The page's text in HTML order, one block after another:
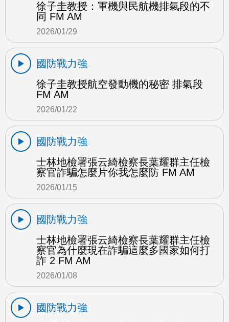
徐子圭教授：軍機與民航機排氣段的不
同 FM AM
2026/01/29
國防戰力強
徐子圭教授航空發動機的秘密 排氣段
FM AM
2026/01/22
國防戰力強
士林地檢署張云綺檢察長葉耀群主任檢
察官詐騙怎麼片你我怎麼防 FM AM
2026/01/15
國防戰力強
士林地檢署張云綺檢察長葉耀群主任檢
察官為什麼現在詐騙這麼多國家如何打
詐 2 FM AM
2026/01/08
國防戰力強